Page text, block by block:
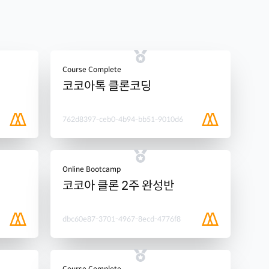
Course Complete
코코아톡 클론코딩
762d8397-ceb0-4b94-bb51-9010d6
Online Bootcamp
코코아 클론 2주 완성반
dbc60e87-3701-4967-8ecd-4776f8